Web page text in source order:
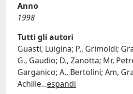
Anno
1998
Tutti gli autori
Guasti, Luigina; P., Grimoldi;
G., Gaudio; D., Zanotta; Mr,
Garganico; A., Bertolini; Am,
Achille...espandi